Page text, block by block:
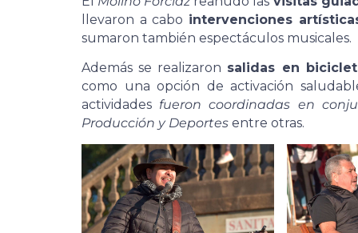
llevaron a cabo intervenciones
sumaron también espectáculos musicales.
Además se realizaron salidas en
como una opción de activación
actividades fueron coordinadas en
Producción y Deportes entre otras.